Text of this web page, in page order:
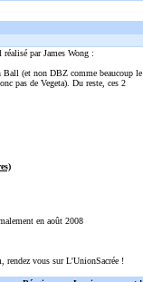
par James Wong :
Ball (et non DBZ comme beaucoup le
pas de Vegeta). Du reste, ces 2
en août 2008
rendez vous sur L'UnionSacrée !